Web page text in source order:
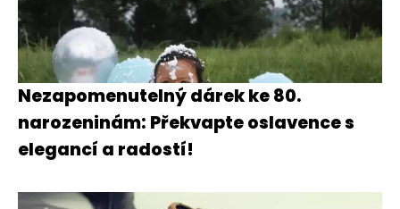
Nezapomenutelný dárek ke 80.
narozeninám: Překvapte oslavence s
elegancí a radostí!